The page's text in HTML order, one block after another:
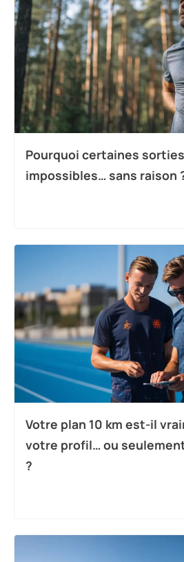
Pourquoi certaines
impossibles… sans raison
Votre plan 10 km est-il
votre profil… ou
?